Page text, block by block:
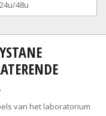
48u
van het laboratorium